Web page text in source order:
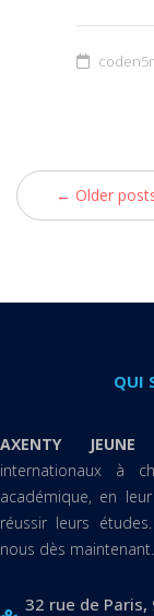
← Older
QUI
AXENTY JEUNE
internationaux à
académique, en
réussir leurs
nous dès maintenant.
32 rue de Paris,